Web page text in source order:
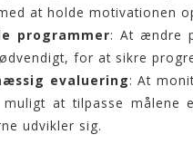
at holde motivationen
programmer: At ændre
for at sikre
evaluering: At
at tilpasse målene
udvikler sig.